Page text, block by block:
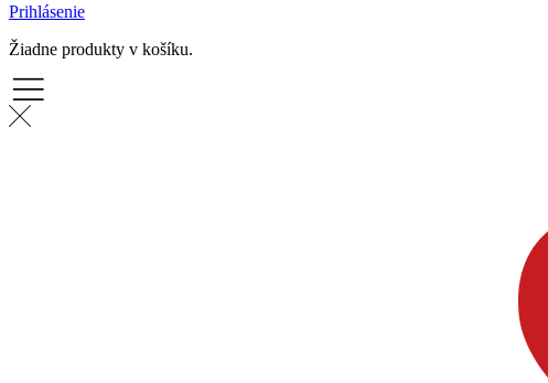
Prihlásenie
Žiadne produkty v košíku.